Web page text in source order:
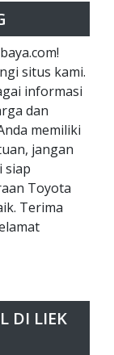
situs kami.
informasi
dan
memiliki
jangan
siap
Toyota
Terima
DI LIEK